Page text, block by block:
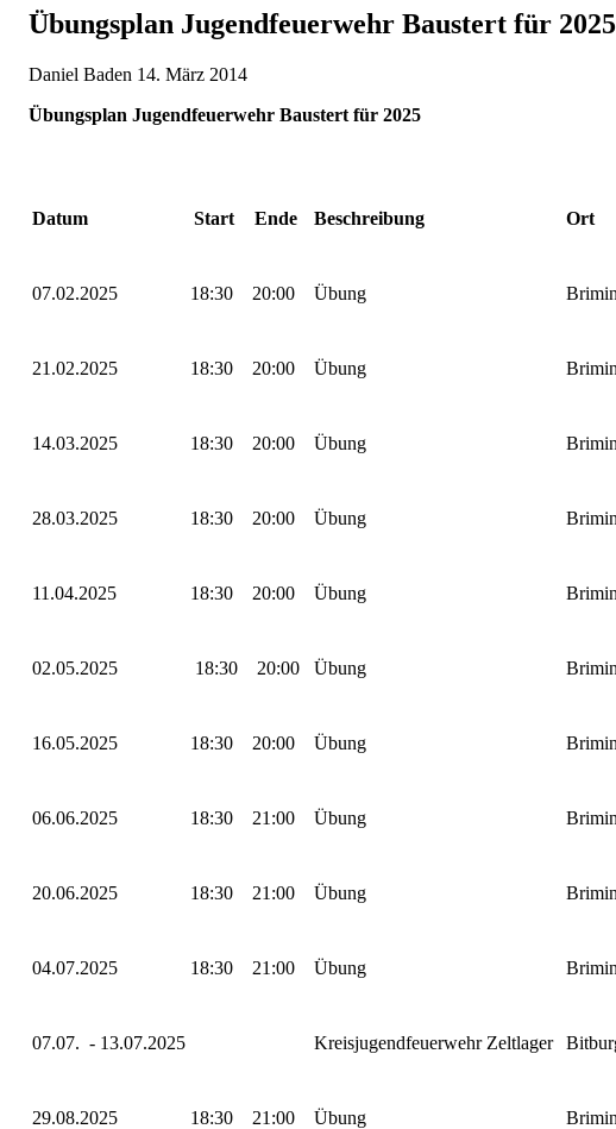
Übungsplan Jugendfeuerwehr Baustert für 2025
Daniel Baden 14. März 2014
Übungsplan Jugendfeuerwehr Baustert für 2025
Datum Start Ende Beschreibung Ort
07.02.2025 18:30 20:00 Übung
21.02.2025 18:30 20:00 Übung
14.03.2025 18:30 20:00 Übung
28.03.2025 18:30 20:00 Übung
11.04.2025 18:30 20:00 Übung
02.05.2025 18:30 20:00 Übung
16.05.2025 18:30 20:00 Übung
06.06.2025 18:30 21:00 Übung
20.06.2025 18:30 21:00 Übung
04.07.2025 18:30 21:00 Übung
07.07. - 13.07.2025 Kreisjugendfeuerwehr Zeltlager
29.08.2025 18:30 21:00 Übung